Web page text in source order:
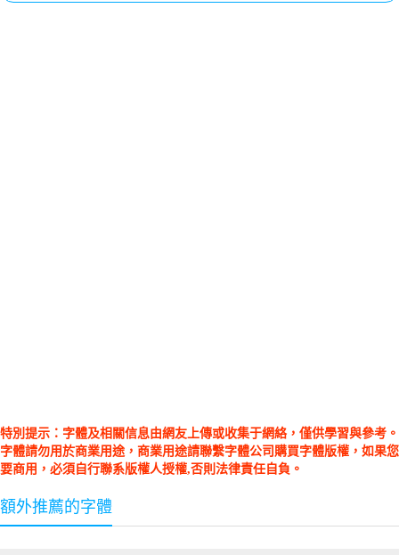
特別提示：字體及相關信息由網友上傳或收集于網絡，僅供學習與參考。
字體請勿用於商業用途，商業用途請聯繫字體公司購買字體版權，如果您
要商用，必須自行聯系版權人授權,否則法律責任自負。
額外推薦的字體